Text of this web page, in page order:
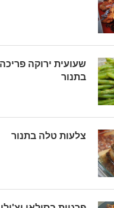
שעועית ירוקה פריכה
בתנור
צלעות טלה בתנור